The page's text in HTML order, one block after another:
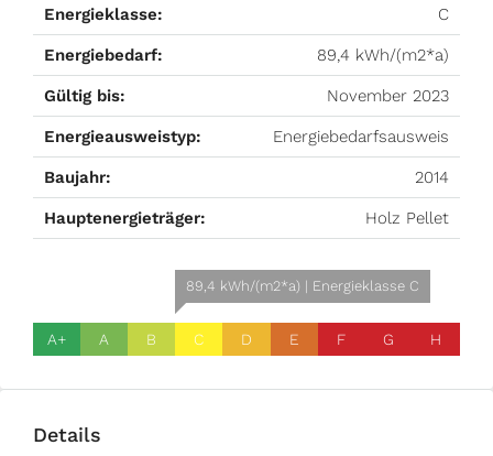
Energieklasse: C
Energiebedarf: 89,4 kWh/(m2*a)
Gültig bis: November 2023
Energieausweistyp: Energiebedarfsausweis
Baujahr: 2014
Hauptenergieträger: Holz Pellet
A+ A B
89,4 kWh/(m2*a) | Energieklasse C
C D E F G H
Details